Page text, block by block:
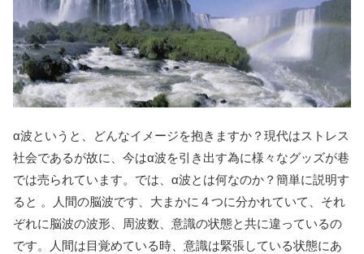
α波というと、どんなイメージを抱きますか？現代はストレス
社会であるが故に、今はα波を引き出す為に様々なグッズが巷
では売られています。では、α波とは何なのか？簡単に説明す
ると 。人間の脳波です、大まかに４つに分かれていて、それ
ぞれに脳波の波形、周波数、意識の状態と共に違っているの
です。人間は目覚めている時、意識は緊張している状態にあ